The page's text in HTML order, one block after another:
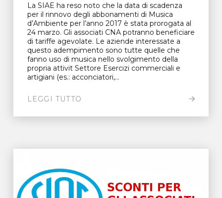
La SIAE ha reso noto che la data di scadenza
per il rinnovo degli abbonamenti di Musica
d’Ambiente per l’anno 2017 è stata prorogata al
24 marzo. Gli associati CNA potranno beneficiare
di tariffe agevolate. Le aziende interessate a
questo adempimento sono tutte quelle che
fanno uso di musica nello svolgimento della
propria attivit Settore Esercizi commerciali e
artigiani (es.: acconciatori,...
LEGGI TUTTO